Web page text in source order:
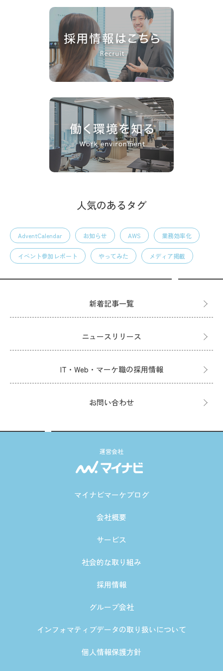
人気のあるタグ
AdventCalendar お知らせ AWS 業務効率化
イベント参加レポート やってみた メディア掲載
新着記事一覧
ニュースリリース
IT・Web・マーケ職の採用情報
お問い合わせ
運営会社
マイナビマーケブログ
会社概要
サービス
社会的な取り組み
採用情報
グループ会社
インフォマティブデータの取り扱いについて
個人情報保護方針